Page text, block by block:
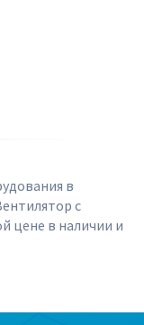
в
с
цене в наличии и